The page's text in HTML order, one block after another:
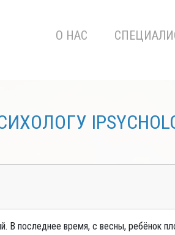
О НАС
последнее время, с весны, ребёнок